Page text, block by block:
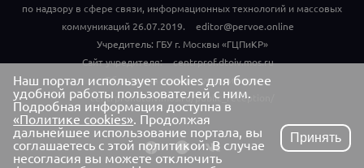
по надзору в сфере связи, информационных технологий и массовых
коммуникаций 26.07.2019.
editor@pervoe.online
Учредитель: ГБУ г. Москвы «ГЦПиКР»
Сайт учредителя:
centrprof.dtoiv.mos.ru
Обращения граждан учредителю:
centrprof.dtoiv.mos.ru/public_reception/
Наш портал использует cookies для более
удобной работы пользователей с ним.
Подробная информация доступна в
«Политике cookies». Продолжая
дальнейшее использование портала, вы
соглашаетесь с этой политикой. В случае
несогласия вы можете отключить
Принять